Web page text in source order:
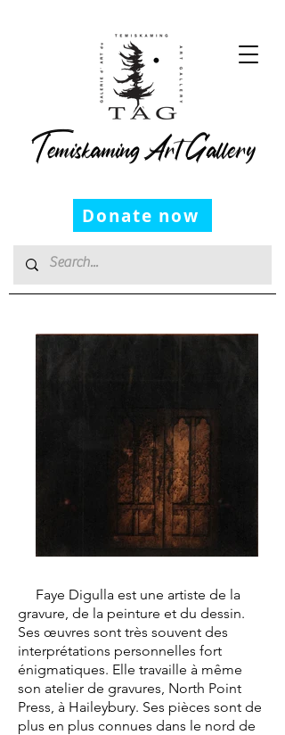
Donate now
Temiskaming Art Gallery
Faye Digulla est une artiste de la
gravure, de la peinture et du dessin.
Ses œuvres sont très souvent des
interprétations personnelles fort
énigmatiques. Elle travaille à même
son atelier de gravures, North Point
Press, à Haileybury. Ses pièces sont de
plus en plus connues dans le nord de